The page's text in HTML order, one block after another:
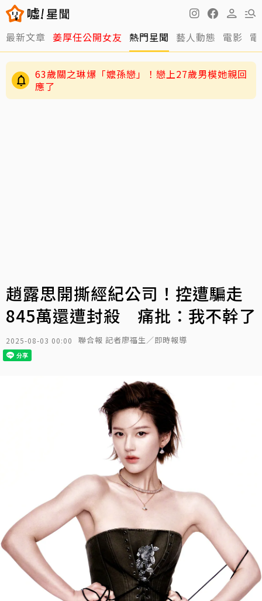
最新文章 姜厚任公開女友 熱門星聞 藝人動態 電影
逸祥結婚到現在都還沒開機！老婆紫布爾羞曝背
後原因
趙露思開撕經紀公司！控遭騙走
845萬還遭封殺 痛批：我不幹了
2025-08-03 00:00 聯合報 記者廖福生／即時報導